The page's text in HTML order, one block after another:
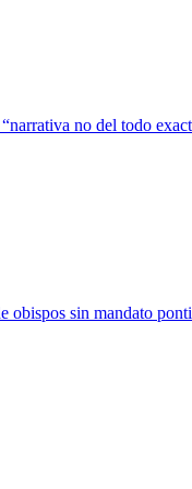
no del todo
obispos sin mandato